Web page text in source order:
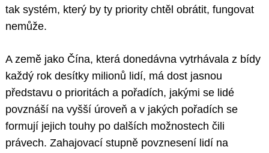
tak systém, který by ty priority chtěl obrátit, fungovat
nemůže.
A země jako Čína, která donedávna vytrhávala z bídy
každý rok desítky milionů lidí, má dost jasnou
představu o prioritách a pořadích, jakými se lidé
povznáší na vyšší úroveň a v jakých pořadích se
formují jejich touhy po dalších možnostech čili
právech. Zahajovací stupně povznesení lidí na